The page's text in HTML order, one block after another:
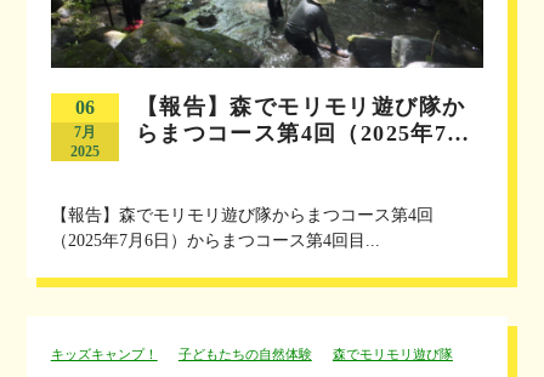
06
7月
2025
【報告】森でモリモリ遊び隊か
らまつコース第4回（2025年7…
【報告】森でモリモリ遊び隊からまつコース第4回
（2025年7月6日）からまつコース第4回目...
キッズキャンプ！ 子どもたちの自然体験 森でモリモリ遊び隊